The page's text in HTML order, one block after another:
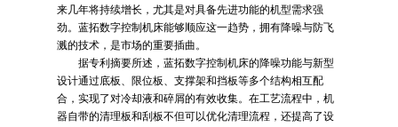
来几年将持续增长，尤其是对具备先进功能的机型需求强
劲。蓝拓数字控制机床能够顺应这一趋势，拥有降噪与防飞
溅的技术，是市场的重要插曲。
据专利摘要所述，蓝拓数字控制机床的降噪功能与新型
设计通过底板、限位板、支撑架和挡板等多个结构相互配
合，实现了对冷却液和碎屑的有效收集。在工艺流程中，机
器自带的清理板和刮板不但可以优化清理流程，还提高了设